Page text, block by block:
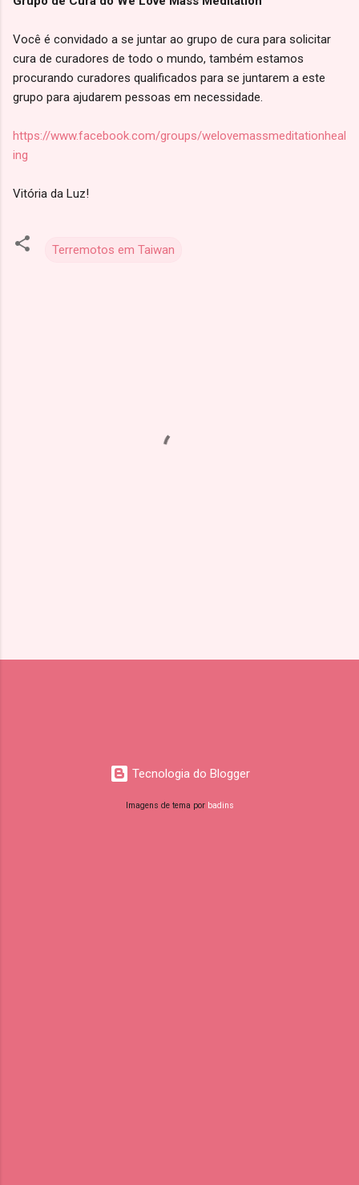
Você é convidado a se juntar ao grupo de cura para solicitar
cura de curadores de todo o mundo, também estamos
procurando curadores qualificados para se juntarem a este
grupo para ajudarem pessoas em necessidade.
https://www.facebook.com/groups/welovemassmeditationheal
ing
Vitória da Luz!
Terremotos em Taiwan
Tecnologia do Blogger
Imagens de tema por badins